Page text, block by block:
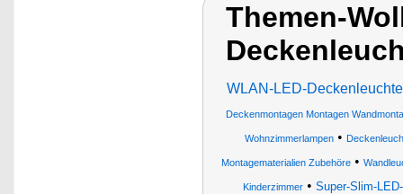
Themen-
WLAN-LED-
Deckenmontagen Montagen
Wohnzimmerlampen •
Montagematerialien Zubehöre•
Kinderzimmer• Super-Slim-